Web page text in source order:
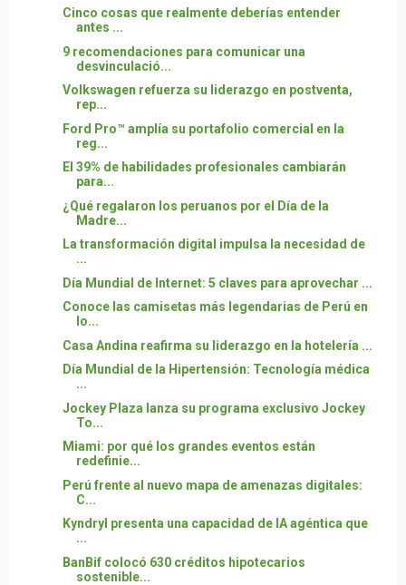
Cinco cosas que realmente deberías entender
antes ...
9 recomendaciones para comunicar una
desvinculació...
Volkswagen refuerza su liderazgo en postventa,
rep...
Ford Pro™ amplía su portafolio comercial en la
reg...
El 39% de habilidades profesionales cambiarán
para...
¿Qué regalaron los peruanos por el Día de la
Madre...
La transformación digital impulsa la necesidad de
...
Día Mundial de Internet: 5 claves para aprovechar ...
Conoce las camisetas más legendarias de Perú en
lo...
Casa Andina reafirma su liderazgo en la hotelería ...
Día Mundial de la Hipertensión: Tecnología médica
...
Jockey Plaza lanza su programa exclusivo Jockey
To...
Miami: por qué los grandes eventos están
redefinie...
Perú frente al nuevo mapa de amenazas digitales:
C...
Kyndryl presenta una capacidad de IA agéntica que
...
BanBif colocó 630 créditos hipotecarios
sostenible...